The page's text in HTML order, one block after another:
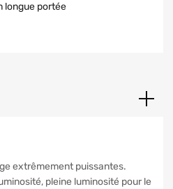
longue portée
extrêmement puissantes.
pleine luminosité pour le